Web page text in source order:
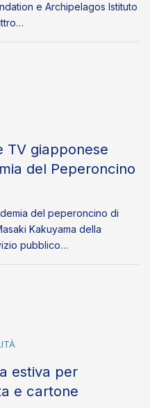
e Archipelagos Istituto
TV giapponese
del Peperoncino
del peperoncino di
Kakuyama della
pubblico…
estiva per
e cartone